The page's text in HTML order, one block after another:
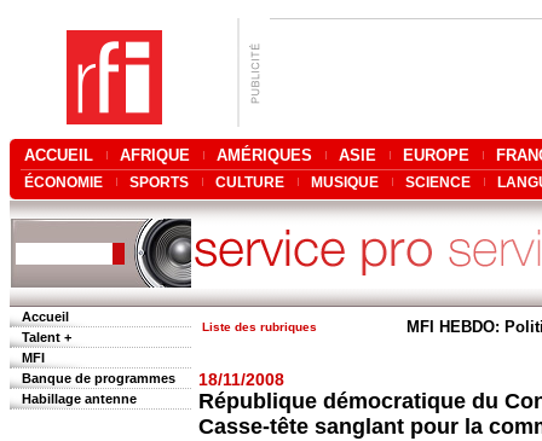
ACCUEIL AFRIQUE AMÉRIQUES ASIE EUROPE
ÉCONOMIE SPORTS CULTURE MUSIQUE SCIENCE
Accueil
Talent +
MFI
Banque de programmes
Habillage antenne
Liste des rubriques MFI HEBDO:
18/11/2008
République démocratique du
Casse-tête sanglant pour la